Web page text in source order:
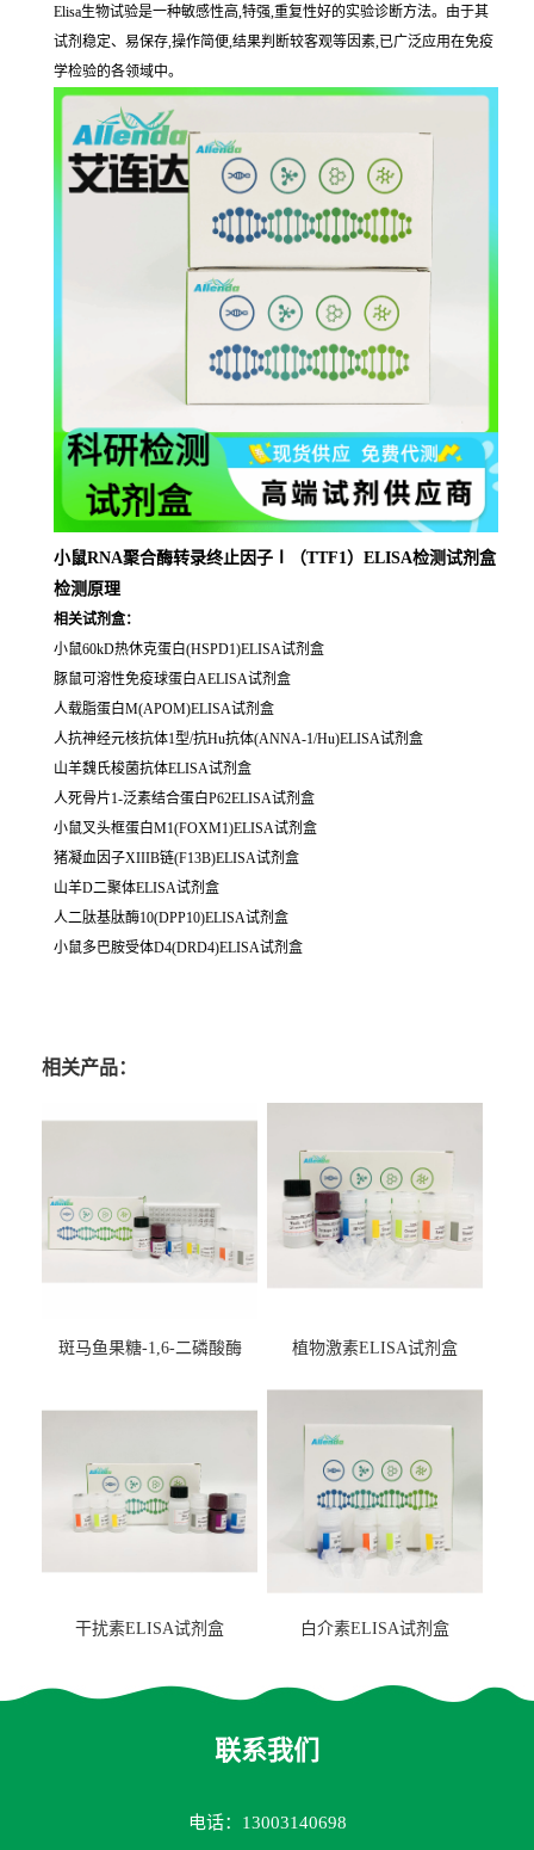
Elisa生物试验是一种敏感性高,特强,重复性好的实验诊断方法。由于其
试剂稳定、易保存,操作简便,结果判断较客观等因素,已广泛应用在免疫
学检验的各领域中。
小鼠RNA聚合酶转录终止因子Ⅰ（TTF1）ELISA检测试剂盒
检测原理
相关试剂盒：
小鼠60kD热休克蛋白(HSPD1)ELISA试剂盒
豚鼠可溶性免疫球蛋白AELISA试剂盒
人载脂蛋白M(APOM)ELISA试剂盒
人抗神经元核抗体1型/抗Hu抗体(ANNA-1/Hu)ELISA试剂盒
山羊魏氏梭菌抗体ELISA试剂盒
人死骨片1-泛素结合蛋白P62ELISA试剂盒
小鼠叉头框蛋白M1(FOXM1)ELISA试剂盒
猪凝血因子XIIIB链(F13B)ELISA试剂盒
山羊D二聚体ELISA试剂盒
人二肽基肽酶10(DPP10)ELISA试剂盒
小鼠多巴胺受体D4(DRD4)ELISA试剂盒
相关产品：
斑马鱼果糖-1,6-二磷酸酶
盒
植物激素ELISA试剂盒
干扰素ELISA试剂盒 白介素ELISA试剂盒
联系我们
电话：13003140698